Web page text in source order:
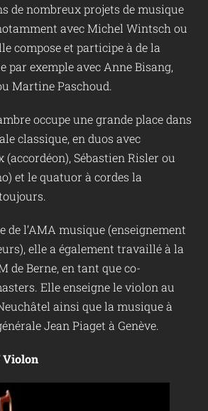
de nombreux projets de musique
avec Michel Wintsch ou
compose et participe à de la
par exemple avec Anne Bisang,
Martine Paschoud.
occupe une grande place dans
classique, en duos avec
Sébastien Risler ou
et le quatuor à cordes la
de l’AMA musique (enseignement
elle a également travaillé à la
de Berne, en tant que co-
Elle enseigne le violon au
ainsi que la musique à
Jean Piaget à Genève.
Violon